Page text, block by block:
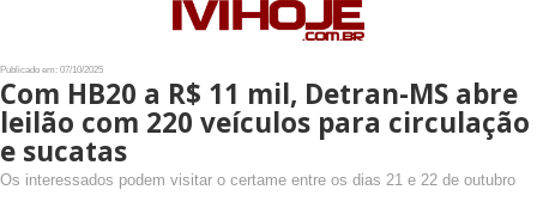
Publicado em: 07/10/2025
Com HB20 a R$ 11 mil, Detran-MS abre
leilão com 220 veículos para circulação
e sucatas
Os interessados podem visitar o certame entre os dias 21 e 22 de outubro